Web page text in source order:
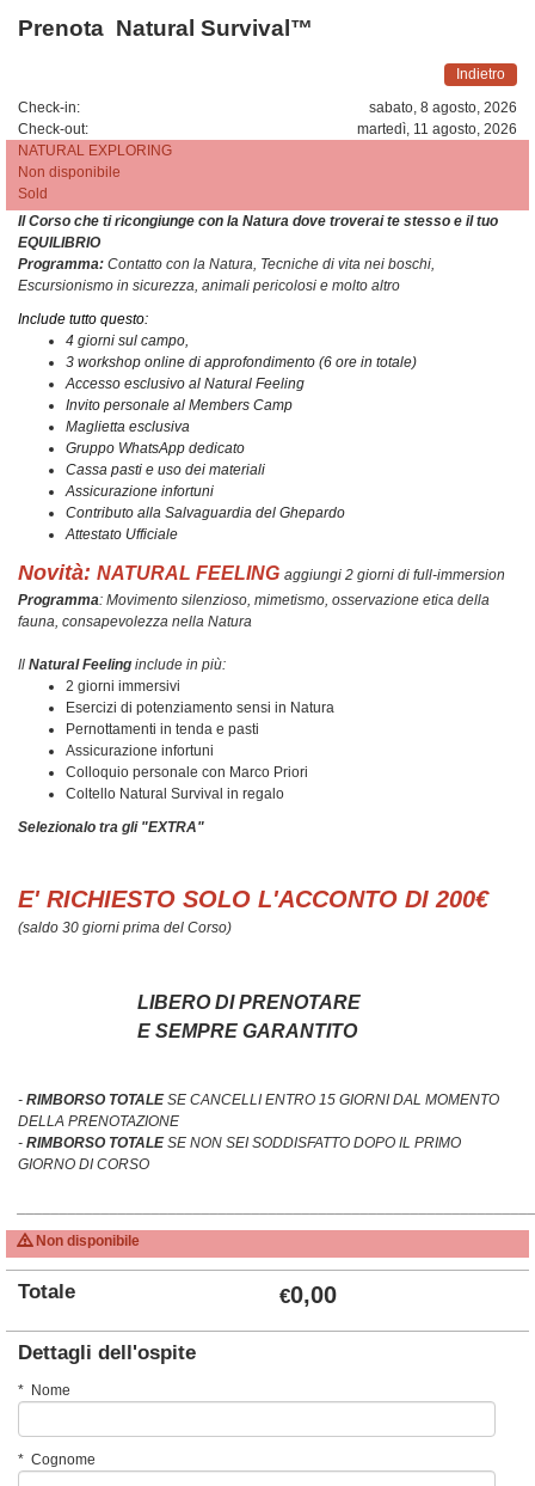
Prenota Natural Survival™
Indietro
Check-in:
sabato, 8 agosto, 2026
Check-out:
martedì, 11 agosto, 2026
NATURAL EXPLORING
Non disponibile
Sold
Il Corso che ti ricongiunge con la Natura dove troverai te stesso e il tuo
EQUILIBRIO
Programma: Contatto con la Natura, Tecniche di vita nei boschi,
Escursionismo in sicurezza, animali pericolosi e molto altro
Include tutto questo:
4 giorni sul campo,
3 workshop online di approfondimento (6 ore in totale)
Accesso esclusivo al Natural Feeling
Invito personale al Members Camp
Maglietta esclusiva
Gruppo WhatsApp dedicato
Cassa pasti e uso dei materiali
Assicurazione infortuni
Contributo alla Salvaguardia del Ghepardo
Attestato Ufficiale
Novità: NATURAL FEELING aggiungi 2 giorni di full-immersion
Programma: Movimento silenzioso, mimetismo, osservazione etica della
fauna, consapevolezza nella Natura
Il Natural Feeling include in più:
2 giorni immersivi
Esercizi di potenziamento sensi in Natura
Pernottamenti in tenda e pasti
Assicurazione infortuni
Colloquio personale con Marco Priori
Coltello Natural Survival in regalo
Selezionalo tra gli "EXTRA"
E' RICHIESTO SOLO L'ACCONTO DI 200€
(saldo 30 giorni prima del Corso)
LIBERO DI PRENOTARE
E SEMPRE GARANTITO
- RIMBORSO TOTALESE CANCELLI ENTRO 15 GIORNI DAL MOMENTO
DELLA PRENOTAZIONE
- RIMBORSO TOTALESE NON SEI SODDISFATTO DOPO IL PRIMO
GIORNO DI CORSO
Non disponibile
Totale €0,00
Dettagli dell'ospite
* Nome
* Cognome